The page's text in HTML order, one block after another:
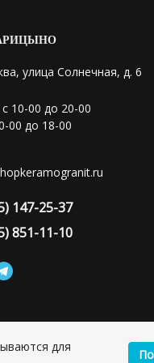
улица Солнечная, д. 6
10-00 до 20-00
00 до 18-00
147-25-37
851-11-10
для